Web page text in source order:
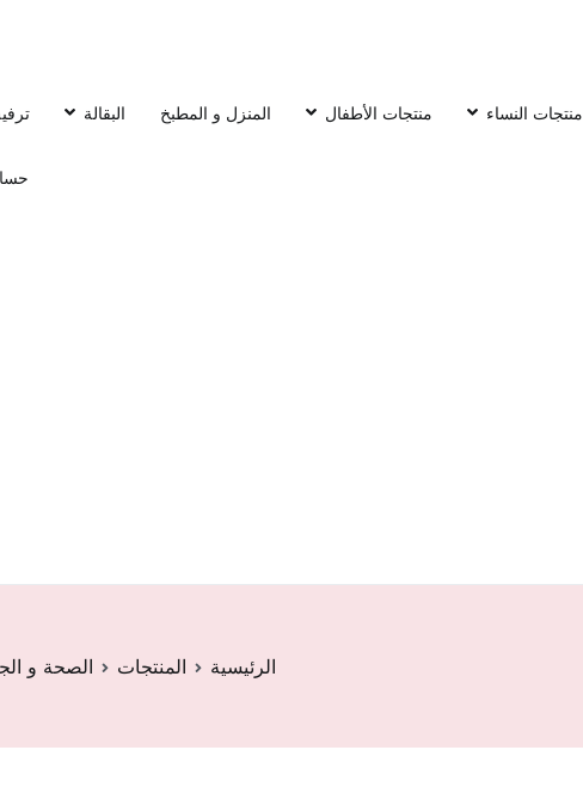
منتجات النساء منتجات الأطفال المنزل و المطبخ البقالة
الرئيسية المنتجات الصحة و